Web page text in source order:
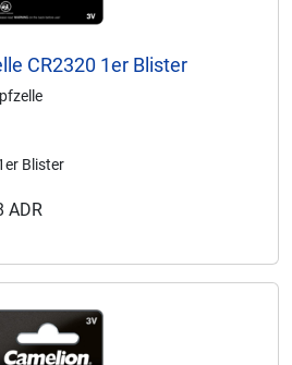
CR2320 1er Blister
Blister
ADR